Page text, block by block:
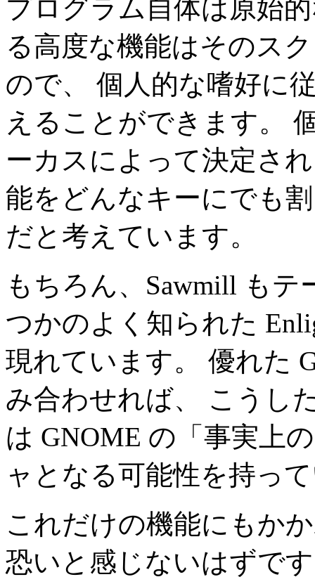
プログラム自体は原始
る高度な機能はそのス
ので、 個人的な嗜好に
えることができます。
ーカスによって決定さ
能をどんなキーにでも
だと考えています。
もちろん、Sawmill も
つかのよく知られた
現れています。 優れた
み合わせれば、 こうし
は GNOME の「事実上
ャとなる可能性を持っ
これだけの機能にもか
恐いと感じないはずで